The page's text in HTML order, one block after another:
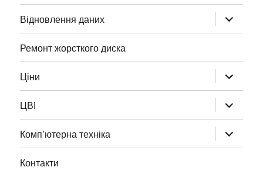
Відновлення даних
Ремонт жорсткого диска
Ціни
ЦВІ
Комп’ютерна техніка
Контакти